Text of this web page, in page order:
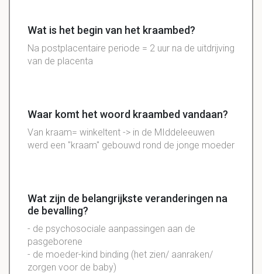
Wat is het begin van het kraambed?
Na postplacentaire periode = 2 uur na de uitdrijving
van de placenta
Waar komt het woord kraambed vandaan?
Van kraam= winkeltent -> in de MIddeleeuwen
werd een "kraam" gebouwd rond de jonge moeder
Wat zijn de belangrijkste veranderingen na
de bevalling?
- de psychosociale aanpassingen aan de
pasgeborene
- de moeder-kind binding (het zien/ aanraken/
zorgen voor de baby)